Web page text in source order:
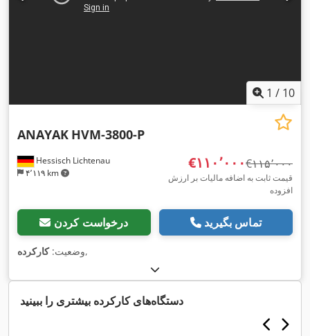
1 / 10
Hessisch Lichtenau
۴٬۱۱۹ km
ANAYAK HVM-3800-P
‎€۱۱۰٬۰۰۰ ‎€۱۱۵٬۰۰۰
قیمت ثابت به اضافه مالیات بر ارزش
افزوده
درخواست کردن تماس بگیرید
وضعیت:کارکرده ,
دستگاه‌های کارکرده بیشتری را ببینید